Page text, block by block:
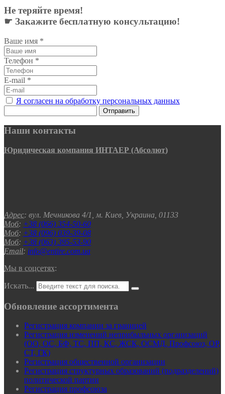
Не теряйте время!
☛ Закажите бесплатную консультацию!
Ваше имя *
Телефон *
E-mail *
Я согласен на обработку персональных данных
Отправить
Наши контакты
Юридическая компания ИНТАЕР (Абсолют)
Адрес: вул. Мечникова 4/1, м. Киев, Украина, 01133
Моб: +38 (066) 354-50-60
Моб: +38 (096) 039-39-08
Моб: +38 (063) 395-53-90
Email: info@entire.com.ua
Мы в соцсетях:
Искать...
Обновление ассортимента
Регистрация компании за границей
Регистрация изменений неприбыльных организаций
(ОО, ОС, БФ, ТС, ПП, КС, ЖСК, ОСМД, Профсоюз, ОР,
СТ, ГК)
Регистрация общественной организации
Регистрация структурных образований (подразделений)
политической партии
Регистрация профсоюза